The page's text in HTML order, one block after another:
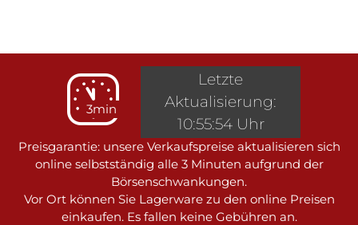
3min
Preisgarantie: unsere Verkaufspreise aktualisieren sich
online selbstständig alle 3 Minuten aufgrund der
Börsenschwankungen.
Vor Ort können Sie Lagerware zu den online Preisen
einkaufen. Es fallen keine Gebühren an.
Letzte
Aktualisierung:
10:55:54 Uhr